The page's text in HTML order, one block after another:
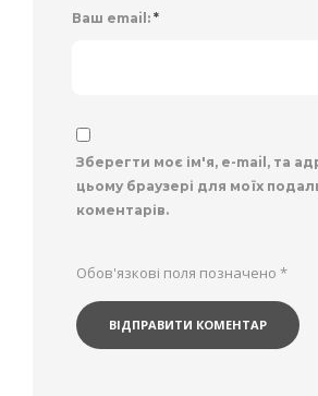
Ваш email: *
Зберегти моє ім'я, e-mail, та
цьому браузері для моїх
коментарів.
Обов'язкові поля позначено *